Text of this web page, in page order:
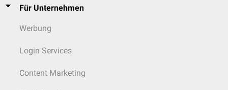
Für Unternehmen
Werbung
Login Services
Content Marketing